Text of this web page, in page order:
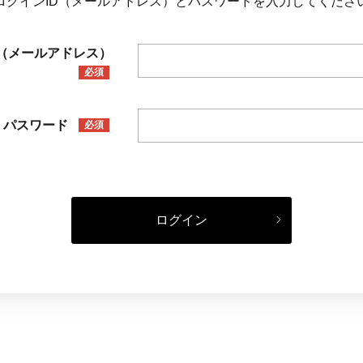
メールアドレス）
必須
パスワード 必須
ログイン